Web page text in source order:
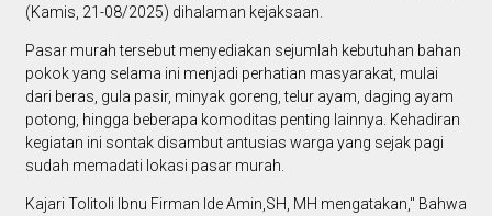
(Kamis, 21-08/2025) dihalaman kejaksaan.
Pasar murah tersebut menyediakan sejumlah kebutuhan bahan
pokok yang selama ini menjadi perhatian masyarakat, mulai
dari beras, gula pasir, minyak goreng, telur ayam, daging ayam
potong, hingga beberapa komoditas penting lainnya. Kehadiran
kegiatan ini sontak disambut antusias warga yang sejak pagi
sudah memadati lokasi pasar murah.
Kajari Tolitoli Ibnu Firman Ide Amin,SH, MH mengatakan," Bahwa